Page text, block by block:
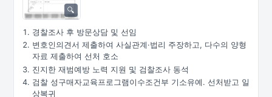
경찰조사 후 방문상담 및 선임
변호인의견서 제출하여 사실관계·법리 주장하고, 다수의 양형
자료 제출하여 선처 호소
진지한 재범예방 노력 지원 및 검찰조사 동석
검찰 성구매자교육프로그램이수조건부 기소유예. 선처받고 일
상복귀